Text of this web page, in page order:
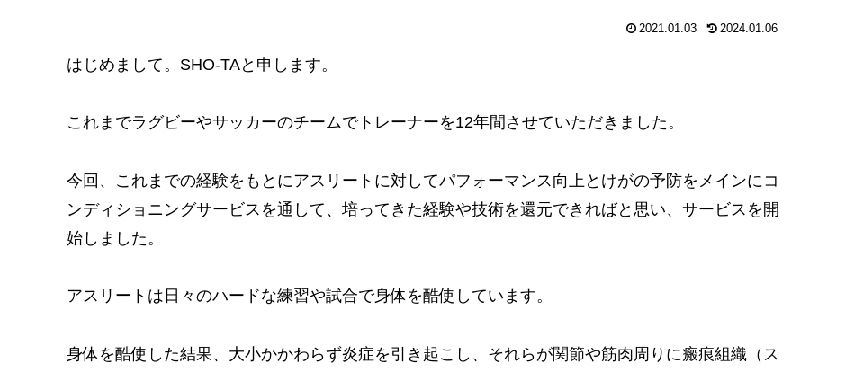
2021.01.03 2024.01.06
はじめまして。SHO-TAと申します。
これまでラグビーやサッカーのチームでトレーナーを12年間させていただきました。
今回、これまでの経験をもとにアスリートに対してパフォーマンス向上とけがの予防をメインにコ
ンディショニングサービスを通して、培ってきた経験や技術を還元できればと思い、サービスを開
始しました。
アスリートは日々のハードな練習や試合で身体を酷使しています。
身体を酷使した結果、大小かかわらず炎症を引き起こし、それらが関節や筋肉周りに瘢痕組織（ス